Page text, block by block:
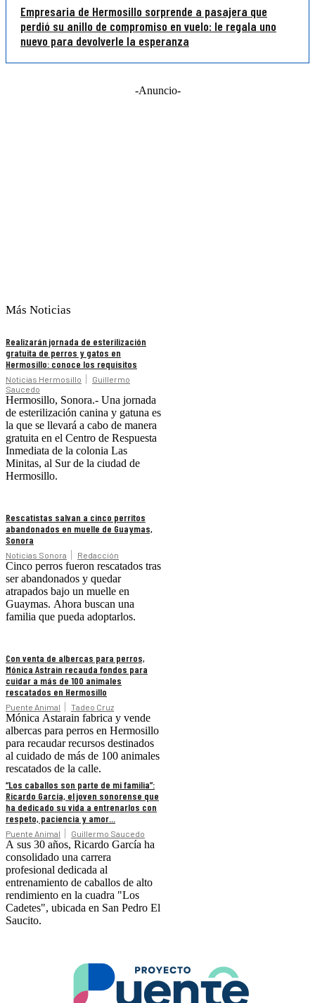
Empresaria de Hermosillo sorprende a pasajera que
perdió su anillo de compromiso en vuelo: le regala uno
nuevo para devolverle la esperanza
-Anuncio-
Más Noticias
Realizarán jornada de esterilización
gratuita de perros y gatos en
Hermosillo: conoce los requisitos
Noticias Hermosillo
Guillermo
Saucedo
Hermosillo, Sonora.- Una jornada
de esterilización canina y gatuna es
la que se llevará a cabo de manera
gratuita en el Centro de Respuesta
Inmediata de la colonia Las
Minitas, al Sur de la ciudad de
Hermosillo.
Rescatistas salvan a cinco perritos
abandonados en muelle de Guaymas,
Sonora
Noticias Sonora Redacción
Cinco perros fueron rescatados tras
ser abandonados y quedar
atrapados bajo un muelle en
Guaymas. Ahora buscan una
familia que pueda adoptarlos.
Con venta de albercas para perros,
Mónica Astrain recauda fondos para
cuidar a más de 100 animales
rescatados en Hermosillo
Puente Animal Tadeo Cruz
Mónica Astarain fabrica y vende
albercas para perros en Hermosillo
para recaudar recursos destinados
al cuidado de más de 100 animales
rescatados de la calle.
“Los caballos son parte de mi familia”:
Ricardo García, el joven sonorense que
ha dedicado su vida a entrenarlos con
respeto, paciencia y amor...
Puente Animal Guillermo Saucedo
A sus 30 años, Ricardo García ha
consolidado una carrera
profesional dedicada al
entrenamiento de caballos de alto
rendimiento en la cuadra "Los
Cadetes", ubicada en San Pedro El
Saucito.